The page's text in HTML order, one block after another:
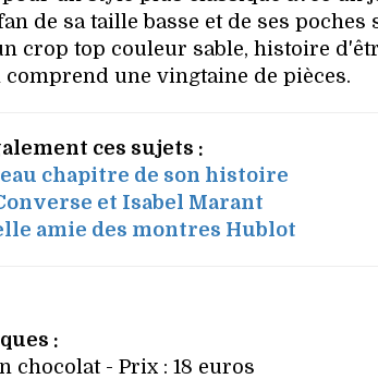
de sa taille basse et de ses poches
crop top couleur sable, histoire
comprend une vingtaine de pièces.
ces sujets :
chapitre de son histoire
et Isabel Marant
amie des montres Hublot
:
chocolat - Prix : 18 euros